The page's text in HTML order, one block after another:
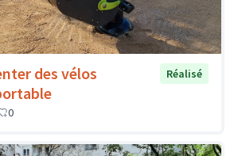
des vélos
Réalisé
0